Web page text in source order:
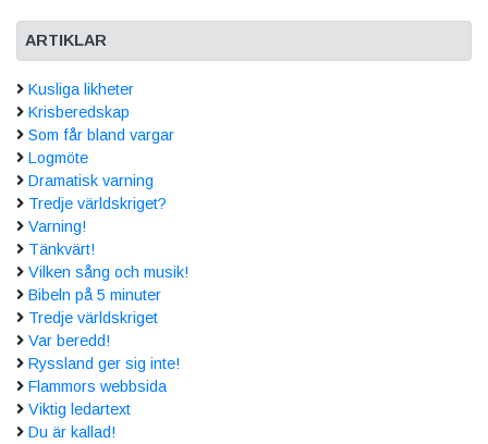
ARTIKLAR
Kusliga likheter
Krisberedskap
Som får bland vargar
Logmöte
Dramatisk varning
Tredje världskriget?
Varning!
Tänkvärt!
Vilken sång och musik!
Bibeln på 5 minuter
Tredje världskriget
Var beredd!
Ryssland ger sig inte!
Flammors webbsida
Viktig ledartext
Du är kallad!